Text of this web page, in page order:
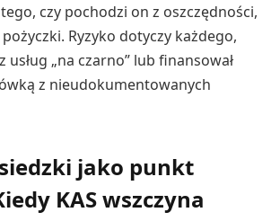
czy pochodzi on z oszczędności,
Ryzyko dotyczy każdego,
usług „na czarno” lub finansował
z nieudokumentowanych
jako punkt
KAS wszczyna